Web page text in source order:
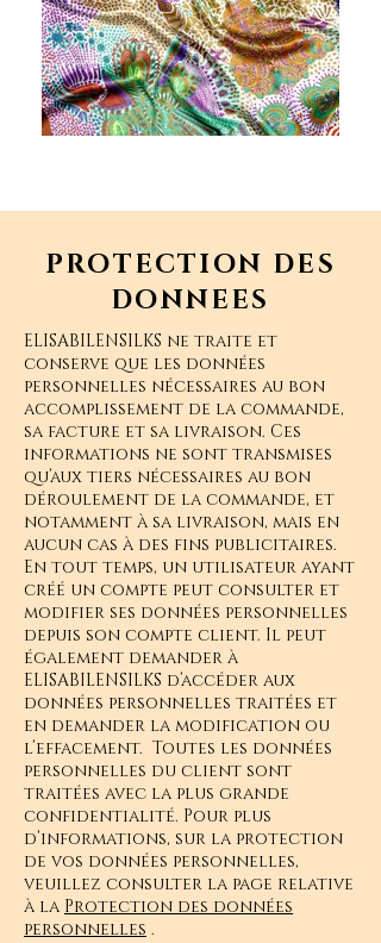
PROTECTION DES
DONNEES
ELISABILENSILKS ne traite et
conserve que les données
personnelles nécessaires au bon
accomplissement de la commande,
sa facture et sa livraison. Ces
informations ne sont transmises
qu’aux tiers nécessaires au bon
déroulement de la commande, et
notamment à sa livraison, mais en
aucun cas à des fins publicitaires.
En tout temps, un utilisateur ayant
créé un compte peut consulter et
modifier ses données personnelles
depuis son compte client. Il peut
également demander à
ELISABILENSILKS d’accéder aux
données personnelles traitées et
en demander la modification ou
l’effacement. Toutes les données
personnelles du client sont
traitées avec la plus grande
confidentialité. Pour plus
d’informations, sur la protection
de vos données personnelles,
veuillez consulter la page relative
à la Protection des données
personnelles .